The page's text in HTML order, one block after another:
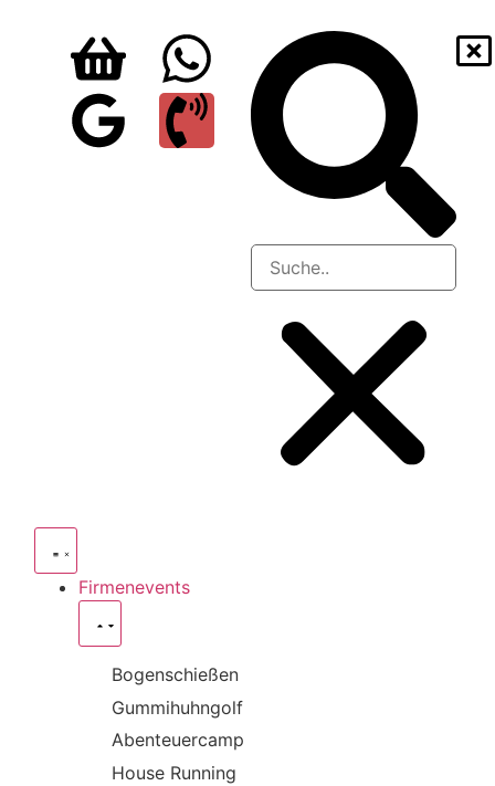
Firmenevents
Bogenschießen
Gummihuhngolf
Abenteuercamp
House Running